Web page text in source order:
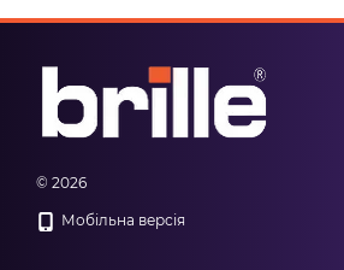
© 2026
Мобільна версія